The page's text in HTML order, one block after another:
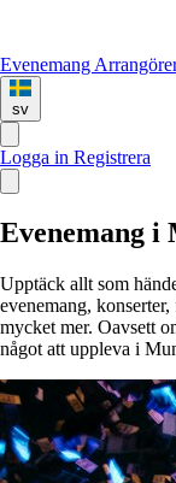
Evenemang
sv
Logga in Registrera
Evenemang i
Upptäck allt som
evenemang,
mycket mer. Oavsett
något att uppleva i